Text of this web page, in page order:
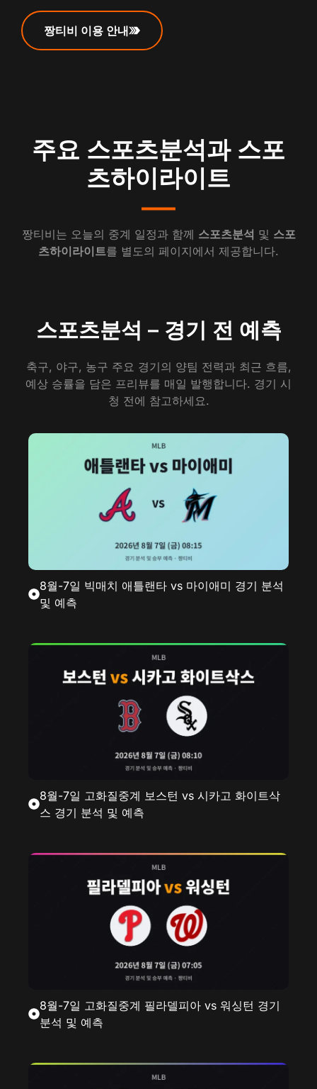
짱티비 이용 안내
주요 스포츠분석과 스포
츠하이라이트
짱티비는 오늘의 중계 일정과 함께 스포츠분석 및 스포
츠하이라이트를 별도의 페이지에서 제공합니다.
스포츠분석 – 경기 전 예측
축구, 야구, 농구 주요 경기의 양팀 전력과 최근 흐름,
예상 승률을 담은 프리뷰를 매일 발행합니다. 경기 시
청 전에 참고하세요.
8월-7일 빅매치 애틀랜타 vs 마이애미 경기 분석
및 예측
8월-7일 고화질중계 보스턴 vs 시카고 화이트삭
스 경기 분석 및 예측
8월-7일 고화질중계 필라델피아 vs 워싱턴 경기
분석 및 예측